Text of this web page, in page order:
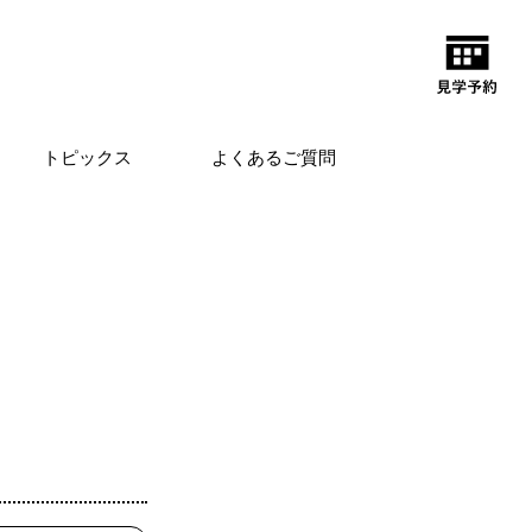
トピックス よくあるご質問